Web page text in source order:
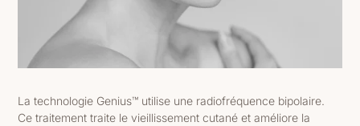
La technologie Genius™ utilise une radiofréquence bipolaire.
Ce traitement traite le vieillissement cutané et améliore la